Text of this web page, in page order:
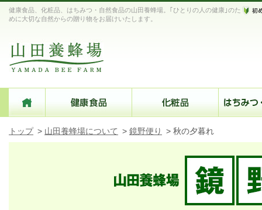
健康食品、化粧品、はちみつ・自然食品の山田養蜂場。｢ひとりの人の健康｣のた
めに大切な自然からの贈り物をお届けいたします。
トップ > 山田養蜂場について > 鏡野便り > 秋の夕暮れ